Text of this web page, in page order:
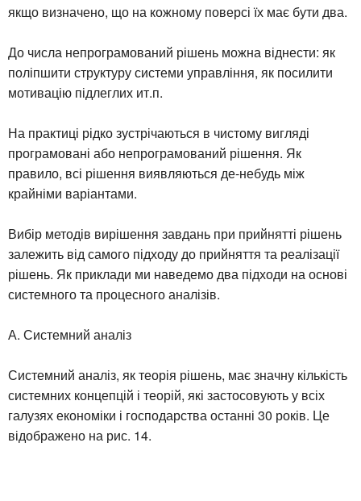
якщо визначено, що на кожному поверсі їх має бути два.
До числа непрограмований рішень можна віднести: як
поліпшити структуру системи управління, як посилити
мотивацію підлеглих ит.п.
На практиці рідко зустрічаються в чистому вигляді
програмовані або непрограмований рішення. Як
правило, всі рішення виявляються де-небудь між
крайніми варіантами.
Вибір методів вирішення завдань при прийнятті рішень
залежить від самого підходу до прийняття та реалізації
рішень. Як приклади ми наведемо два підходи на основі
системного та процесного аналізів.
А. Системний аналіз
Системний аналіз, як теорія рішень, має значну кількість
системних концепцій і теорій, які застосовують у всіх
галузях економіки і господарства останні 30 років. Це
відображено на рис. 14.